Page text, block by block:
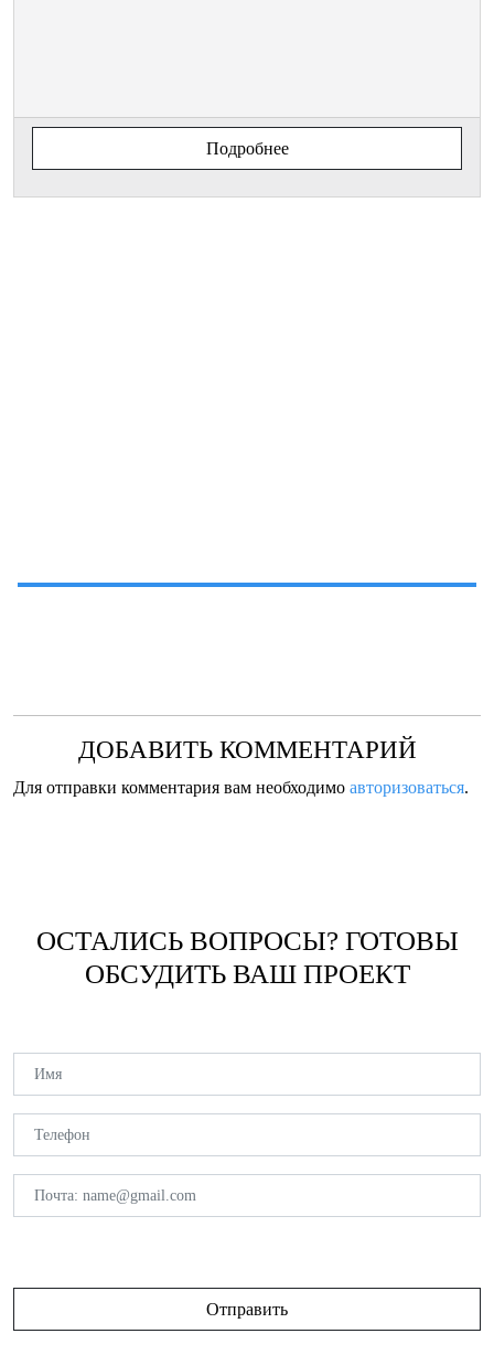
Подробнее
ДОБАВИТЬ КОММЕНТАРИЙ
Для отправки комментария вам необходимо авторизоваться.
ОСТАЛИСЬ ВОПРОСЫ? ГОТОВЫ
ОБСУДИТЬ ВАШ ПРОЕКТ